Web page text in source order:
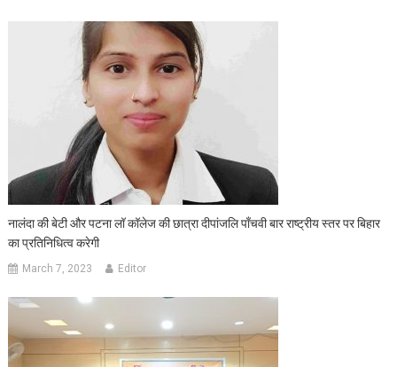
नालंदा की बेटी और पटना लॉ कॉलेज की छात्रा दीपांजलि पाँचवी बार राष्ट्रीय स्तर पर बिहार
का प्रतिनिधित्व करेगी
March 7, 2023 Editor